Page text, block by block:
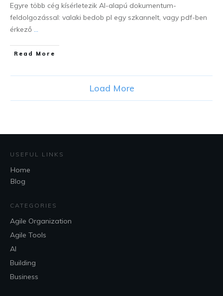
Egyre több cég kísérletezik AI-alapú dokumentum-
feldolgozással: valaki bedob pl egy szkannelt, vagy pdf-ben
érkező ...
Read More
Load More
USEFUL LINKS
Home
Blog
CATEGORIES
Agile Organization
Agile Tools
AI
Building
Business